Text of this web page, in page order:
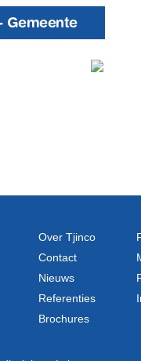
Gemeente
Over Tjinco
Contact
Nieuws
Referenties
Brochures